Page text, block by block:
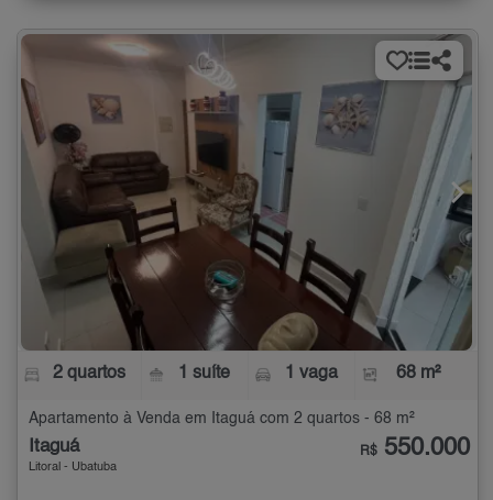
2 quartos 1 suíte 1 vaga 68 m²
Apartamento à Venda em Itaguá com 2 quartos - 68 m²
Itaguá
Litoral - Ubatuba
R$ 550.000